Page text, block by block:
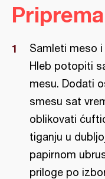
Priprema
Samleti meso
Hleb potopiti
mesu. Dodati
smesu sat
oblikovati
tiganju u
papirnom
priloge po